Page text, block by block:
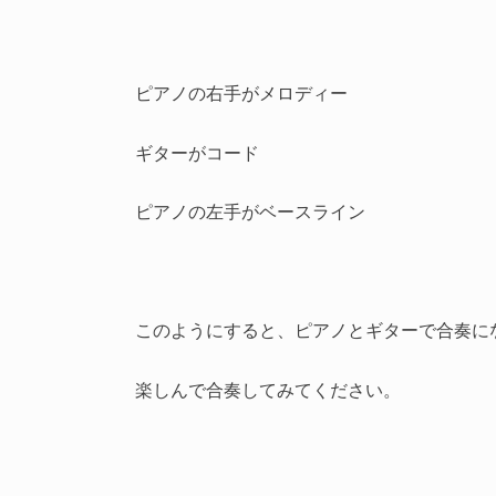
ピアノの右手がメロディー
ギターがコード
ピアノの左手がベースライン
このようにすると、ピアノとギターで合奏に
楽しんで合奏してみてください。